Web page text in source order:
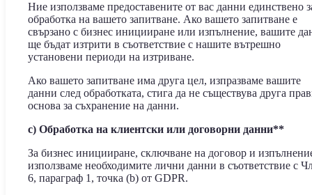
Ние използваме предоставените от вас данни единствено
обработка на вашето запитване. Ако вашето запитване е
свързано с бизнес иницииране или изпълнение, вашите
ще бъдат изтрити в съответствие с нашите вътрешно
установени периоди на изтриване.
Ако вашето запитване има друга цел, изпразваме вашите
данни след обработката, стига да не съществува друга
основа за съхранение на данни.
c) Обработка на клиентски или договорни данни**
За бизнес иницииране, сключване на договор и
използваме необходимите лични данни в съответствие с
6, параграф 1, точка (b) от GDPR.